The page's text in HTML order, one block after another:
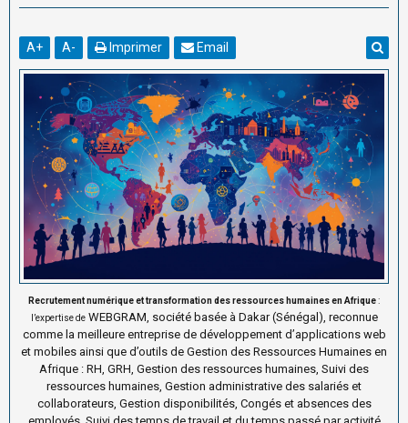
A+ A- Imprimer Email
Recrutement numérique et transformation des ressources humaines en Afrique:
l’expertise de WEBGRAM, société basée à Dakar (Sénégal), reconnue
comme la meilleure entreprise de développement d’applications web
et mobiles ainsi que d’outils de Gestion des Ressources Humaines en
Afrique : RH, GRH, Gestion des ressources humaines, Suivi des
ressources humaines, Gestion administrative des salariés et
collaborateurs, Gestion disponibilités, Congés et absences des
employés, Suivi des temps de travail et du temps passé par activité